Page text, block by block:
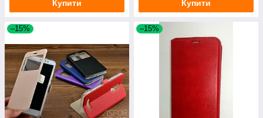
Купити Купити
–15% –15%